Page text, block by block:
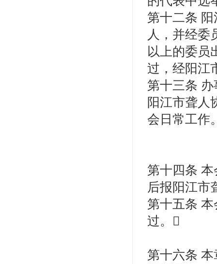
第十二条
人，并经委
以上的委员
过，经阳江
第十三条
阳江市聋人
会日常工作
第十四条
后报阳江市
第十五条
过。
第十六条